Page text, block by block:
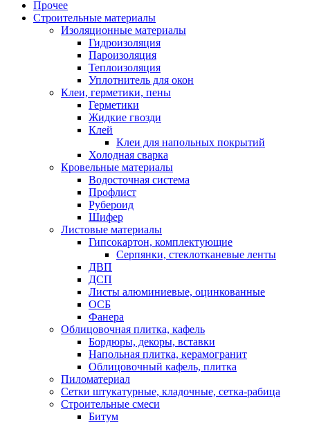
Прочее
Строительные материалы
Изоляционные материалы
Гидроизоляция
Пароизоляция
Теплоизоляция
Уплотнитель для окон
Клеи, герметики, пены
Герметики
Жидкие гвозди
Клей
Клеи для напольных покрытий
Холодная сварка
Кровельные материалы
Водосточная система
Профлист
Рубероид
Шифер
Листовые материалы
Гипсокартон, комплектующие
Серпянки, стеклотканевые ленты
ДВП
ДСП
Листы алюминиевые, оцинкованные
ОСБ
Фанера
Облицовочная плитка, кафель
Бордюры, декоры, вставки
Напольная плитка, керамогранит
Облицовочный кафель, плитка
Пиломатериал
Сетки штукатурные, кладочные, сетка-рабица
Строительные смеси
Битум